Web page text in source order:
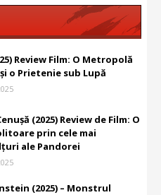
Review Film: O Metropolă
o Prietenie sub Lupă
(2025) Review de Film: O
prin cele mai
ale Pandorei
(2025) – Monstrul